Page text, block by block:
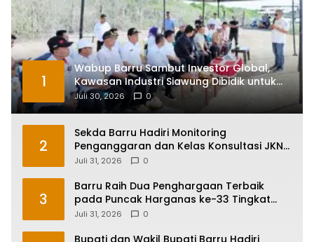
1
Wabup Barru Sambut Investor Global,
Kawasan Industri Siawung Dibidik untuk
Hilirisasi Bawang Putih
Juli 30, 2026 0
2
Sekda Barru Hadiri Monitoring
Penganggaran dan Kelas Konsultasi JKN
2026 Bersama BPJS Kesehatan di
Juli 31, 2026 0
3
Barru Raih Dua Penghargaan Terbaik
pada Puncak Harganas ke-33 Tingkat
Sulawesi Selatan
Juli 31, 2026 0
Bupati dan Wakil Bupati Barru Hadiri